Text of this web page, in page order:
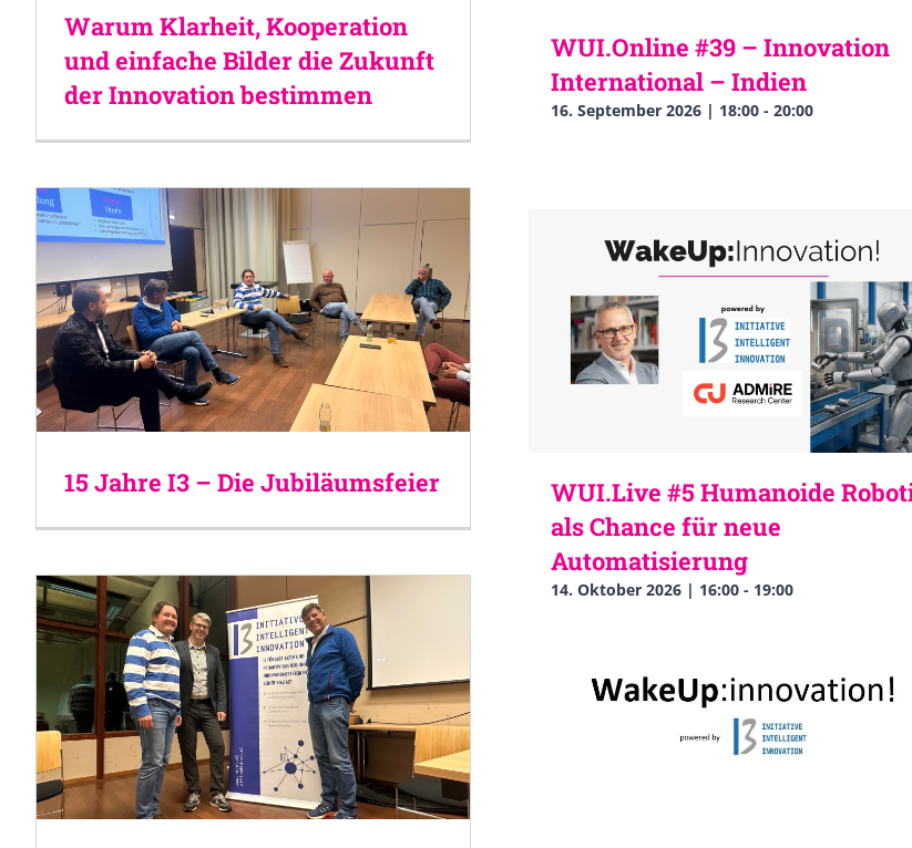
Warum Klarheit, Kooperation
und einfache Bilder die Zukunft
der Innovation bestimmen
15 Jahre I3 – Die Jubiläumsfeier
WUI.Online #39 – Innovation
International – Indien
16. September 2026 | 18:00- 20:00
WUI.Live #5 Humanoide
als Chance für neue
Automatisierung
14. Oktober 2026 | 16:00- 19:00